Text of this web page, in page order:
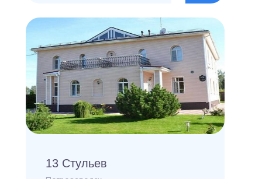
13 Стульев